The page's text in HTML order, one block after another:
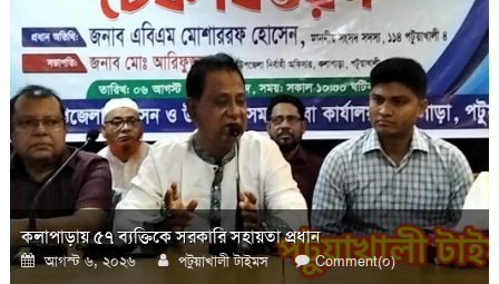
কলাপাড়ায় ​৫৭ ব্যক্তিকে সরকারি সহায়তা প্রধান
Posted
on
আগস্ট ৬, ২০২৬ Author
পটুয়াখালী টাইমস Comment(০)